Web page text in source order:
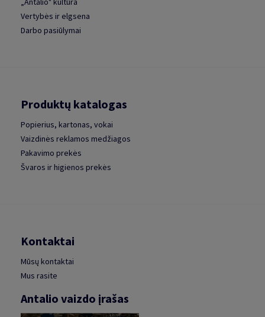
Vertybės ir elgsena
Darbo pasiūlymai
Produktų katalogas
Popierius, kartonas, vokai
Vaizdinės reklamos medžiagos
Pakavimo prekės
Švaros ir higienos prekės
Kontaktai
Mūsų kontaktai
Mus rasite
Antalio vaizdo įrašas